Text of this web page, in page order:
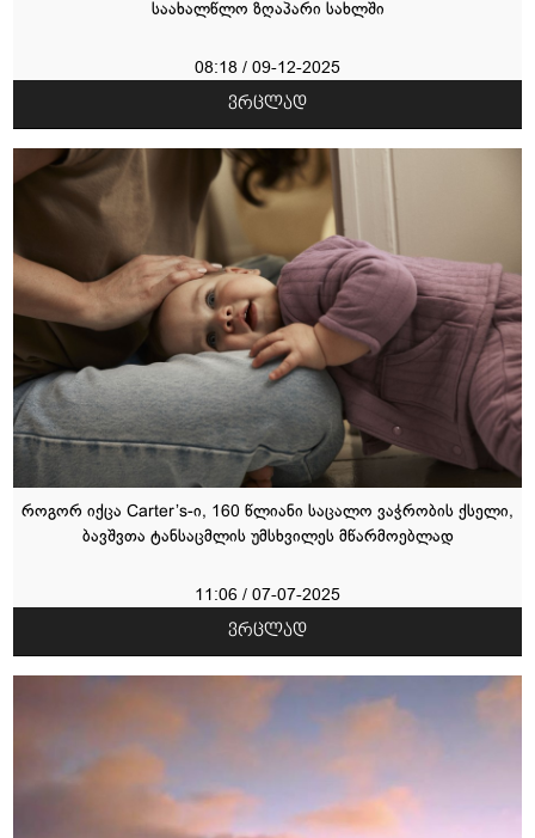
საახალწლო ზღაპარი სახლში
08:18 / 09-12-2025
როგორ იქცა Carter’s-ი, 160 წლიანი საცალო ვაჭრობის ქსელი,
ბავშვთა ტანსაცმლის უმსხვილეს მწარმოებლად
11:06 / 07-07-2025